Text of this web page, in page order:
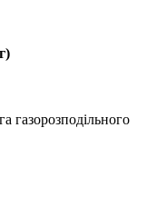
газорозподільного